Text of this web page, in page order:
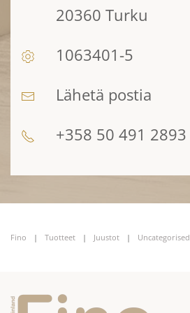
20360 Turku
1063401-5
Lähetä postia
+358 50 491 2893
Fino Tuotteet Juustot Uncategorised